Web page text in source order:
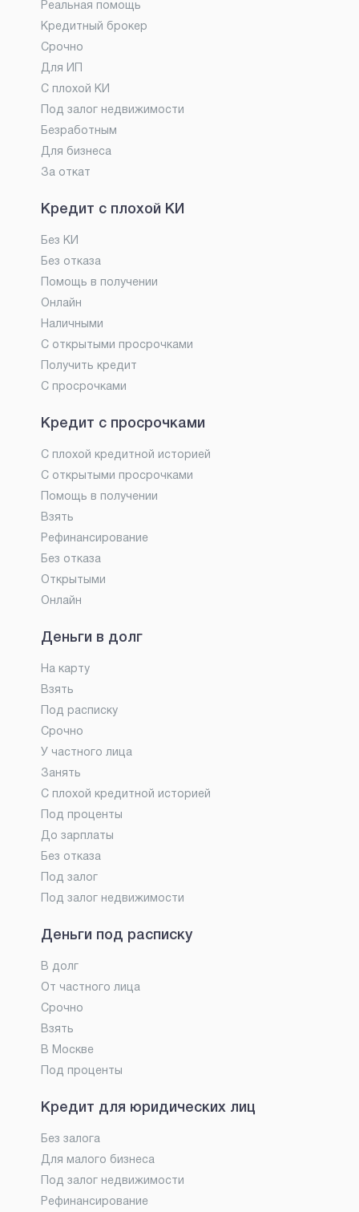
Реальная помощь
Кредитный брокер
Срочно
Для ИП
С плохой КИ
Под залог недвижимости
Безработным
Для бизнеса
За откат
Кредит с плохой КИ
Без КИ
Без отказа
Помощь в получении
Онлайн
Наличными
С открытыми просрочками
Получить кредит
С просрочками
Кредит с просрочками
С плохой кредитной историей
С открытыми просрочками
Помощь в получении
Взять
Рефинансирование
Без отказа
Открытыми
Онлайн
Деньги в долг
На карту
Взять
Под расписку
Срочно
У частного лица
Занять
С плохой кредитной историей
Под проценты
До зарплаты
Без отказа
Под залог
Под залог недвижимости
Деньги под расписку
В долг
От частного лица
Срочно
Взять
В Москве
Под проценты
Кредит для юридических лиц
Без залога
Для малого бизнеса
Под залог недвижимости
Рефинансирование